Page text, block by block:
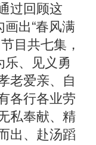
过回顾这
出“春风满
目共七集，
乐、见义勇
老爱亲、自
各行各业劳
私奉献、精
出、赴汤蹈